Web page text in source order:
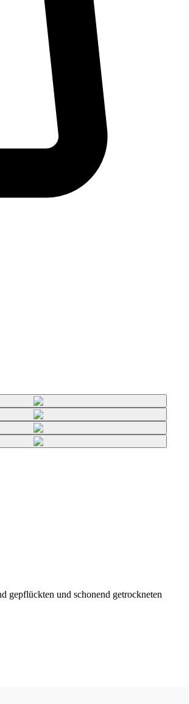
gepflückten und schonend getrockneten